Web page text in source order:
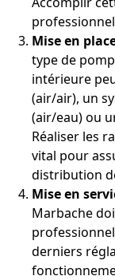
Mise en
type de
intérieure
(air/air), un
(air/eau) ou
Réaliser les
vital pour
distribution
Mise en
Marbache
derniers